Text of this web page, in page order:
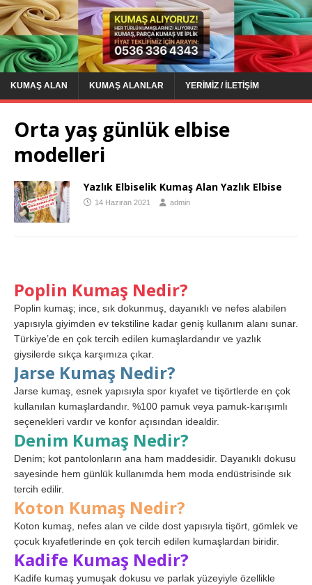
KUMAŞ ALAN KUMAŞ ALANLAR YERIMIZ / İLETIŞIM
Orta yaş günlük elbise
modelleri
Yazlık Elbiselik Kumaş Alan Yazlık Elbise
14 Haziran 2021 admin
Poplin Kumaş Nedir?
Poplin kumaş; ince, sık dokunmuş, dayanıklı ve nefes alabilen
yapısıyla giyimden ev tekstiline kadar geniş kullanım alanı sunar.
Türkiye’de en çok tercih edilen kumaşlardandır ve yazlık
giysilerde sıkça karşımıza çıkar.
Jarse Kumaş Nedir?
Jarse kumaş, esnek yapısıyla spor kıyafet ve tişörtlerde en çok
kullanılan kumaşlardandır. %100 pamuk veya pamuk-karışımlı
seçenekleri vardır ve konfor açısından idealdir.
Denim Kumaş Nedir?
Denim; kot pantolonların ana ham maddesidir. Dayanıklı dokusu
sayesinde hem günlük kullanımda hem moda endüstrisinde sık
tercih edilir.
Koton Kumaş Nedir?
Koton kumaş, nefes alan ve cilde dost yapısıyla tişört, gömlek ve
çocuk kıyafetlerinde en çok tercih edilen kumaşlardan biridir.
Kadife Kumaş Nedir?
Kadife kumaş yumuşak dokusu ve parlak yüzeyiyle özellikle